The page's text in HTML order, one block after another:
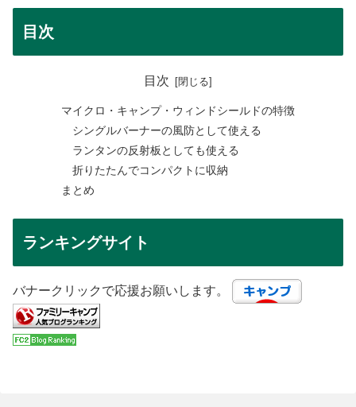
目次
目次
マイクロ・キャンプ・ウィンドシールドの特徴
シングルバーナーの風防として使える
ランタンの反射板としても使える
折りたたんでコンパクトに収納
まとめ
ランキングサイト
バナークリックで応援お願いします。